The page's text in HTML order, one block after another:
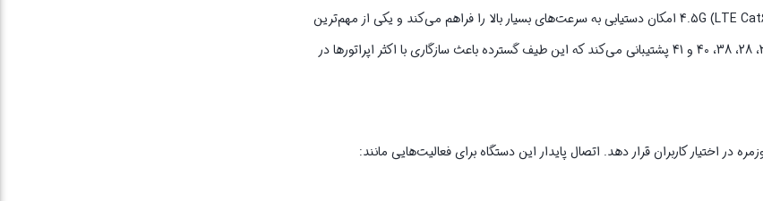
مودم TD-LTE 4.5G نتربیت مدل Neterbit NW-661D AC1200 با پشتیبانی از فناوری 4.5G (LTE Cat6) امکان دستیابی به سرعت‌های بسیار بالا را فراهم می‌کند و یکی از مهم‌ترین
ویژگی‌های آن محسوب می‌شود. همچنین از باندهای فرکانسی متنوعی شامل 3، 7، 8، 20، 28، 38، 40 و 41 پشتیبانی می‌کند که این طیف گسترده باعث سازگاری با اکثر اپراتورها در